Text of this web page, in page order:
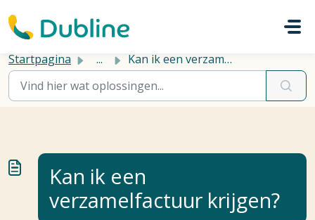
Startpagina ... Kan ik een verzamelfactuur krijgen?
Kan ik een
verzamelfactuur krijgen?